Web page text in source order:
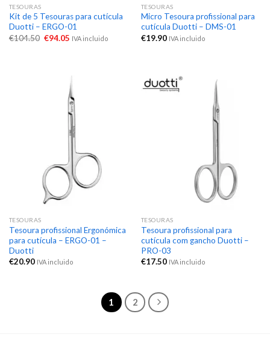
TESOURAS
Kit de 5 Tesouras para cutícula
Duotti – ERGO-01
€104.50 €94.05 IVA incluido
TESOURAS
Micro Tesoura profissional para
cutícula Duotti – DMS-01
€19.90 IVA incluido
TESOURAS
Tesoura profissional Ergonómica
para cutícula – ERGO-01 –
Duotti
€20.90 IVA incluido
TESOURAS
Tesoura profissional para
cutícula com gancho Duotti –
PRO-03
€17.50 IVA incluido
1 2